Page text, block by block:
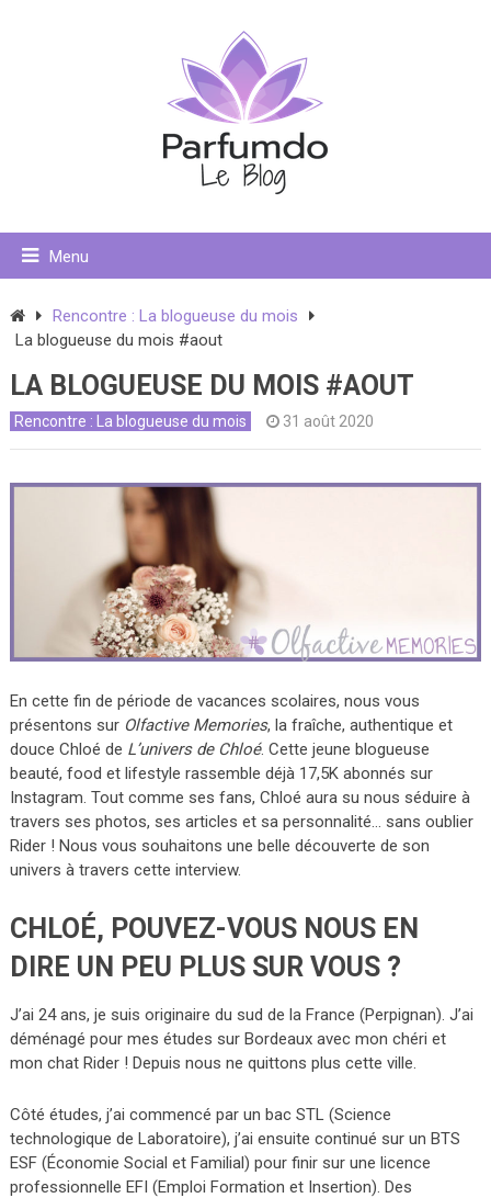
Menu
Rencontre : La blogueuse du mois
La blogueuse du mois #aout
LA BLOGUEUSE DU MOIS #AOUT
Rencontre : La blogueuse du mois 31 août 2020
En cette fin de période de vacances scolaires, nous vous
présentons sur Olfactive Memories, la fraîche, authentique et
douce Chloé de L’univers de Chloé. Cette jeune blogueuse
beauté, food et lifestyle rassemble déjà 17,5K abonnés sur
Instagram. Tout comme ses fans, Chloé aura su nous séduire à
travers ses photos, ses articles et sa personnalité… sans oublier
Rider ! Nous vous souhaitons une belle découverte de son
univers à travers cette interview.
CHLOÉ, POUVEZ-VOUS NOUS EN
DIRE UN PEU PLUS SUR VOUS ?
J’ai 24 ans, je suis originaire du sud de la France (Perpignan). J’ai
déménagé pour mes études sur Bordeaux avec mon chéri et
mon chat Rider ! Depuis nous ne quittons plus cette ville.
Côté études, j’ai commencé par un bac STL (Science
technologique de Laboratoire), j’ai ensuite continué sur un BTS
ESF (Économie Social et Familial) pour finir sur une licence
professionnelle EFI (Emploi Formation et Insertion). Des